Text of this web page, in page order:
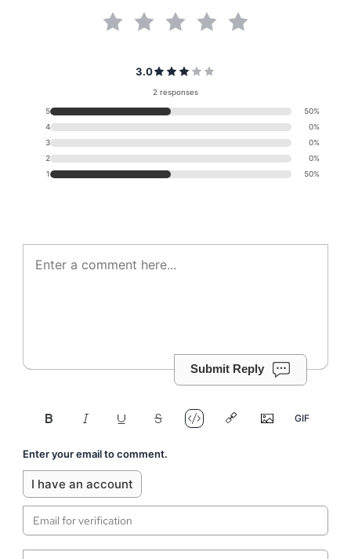
3.0
2 responses
5
50%
4
0%
3
0%
2
0%
1
50%
Submit Reply
Enter your email to comment.
I have an account